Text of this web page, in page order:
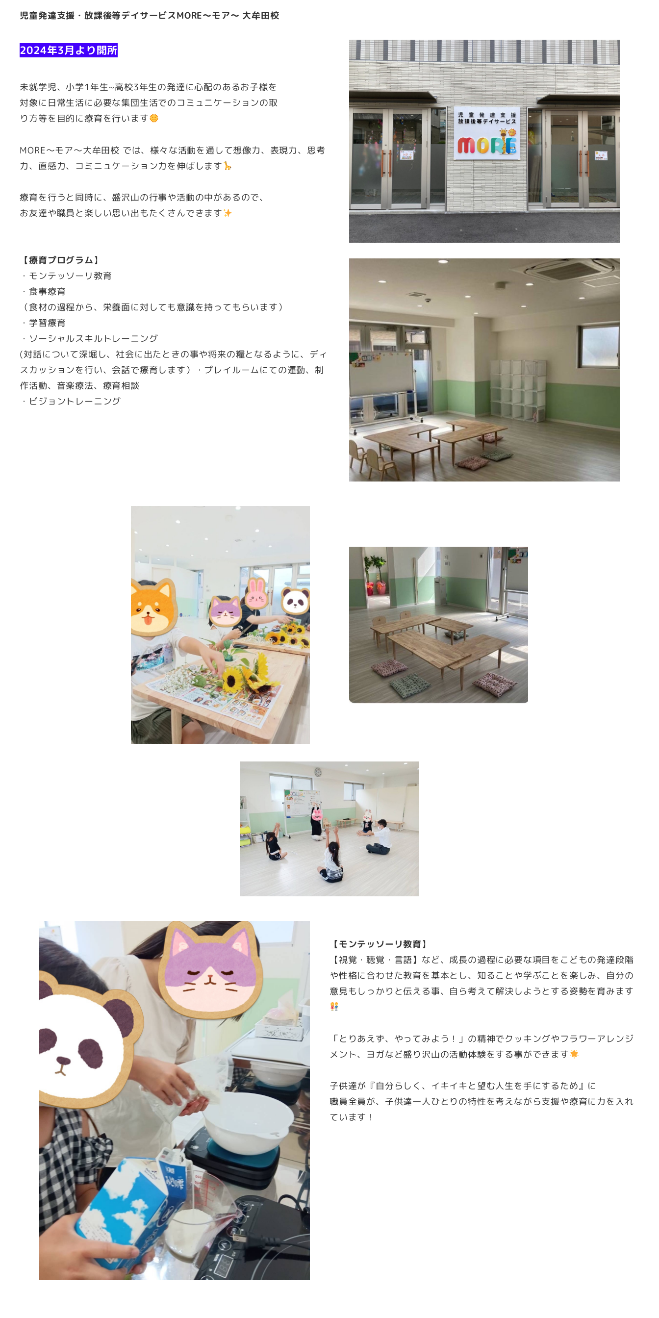
児童発達支援・放課後等デイサービスMORE～モア～ 大牟田校
2024年3月より開所
未就学児、小学1年生~高校3年生の発達に心配のあるお子様を
対象に日常生活に必要な集団生活でのコミュニケーションの取
り方等を目的に療育を行います
MORE～モア～大牟田校 では、様々な活動を通して想像力、表現力、思考
力、直感力、コミニュケーション力を伸ばします
療育を行うと同時に、盛沢山の行事や活動の中があるので、
お友達や職員と楽しい思い出もたくさんできます
【療育プログラム】
・モンテッソーリ教育
・食事療育
（食材の過程から、栄養面に対しても意識を持ってもらいます）
・学習療育
・ソーシャルスキルトレーニング
(対話について深堀し、社会に出たときの事や将来の糧となるように、ディ
スカッションを行い、会話で療育します）・プレイルームにての運動、制
作活動、音楽療法、療育相談
・ビジョントレーニング
【モンテッソーリ教育】
【視覚・聴覚・言語】など、成長の過程に必要な項目をこどもの発達段階
や性格に合わせた教育を基本とし、知ることや学ぶことを楽しみ、自分の
意見もしっかりと伝える事、自ら考えて解決しようとする姿勢を育みます
「とりあえず、やってみよう！」の精神でクッキングやフラワーアレンジ
メント、ヨガなど盛り沢山の活動体験をする事ができます
子供達が『自分らしく、イキイキと望む人生を手にするため』に
職員全員が、子供達一人ひとりの特性を考えながら支援や療育に力を入れ
ています！